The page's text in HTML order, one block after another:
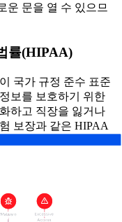
운 문을 열 수 있으므
률(HIPAA)
이 국가 규정 준수 표준
보를 보호하기 위한
하고 직장을 잃거나
보장과 같은 HIPAA
회사 및 관련 청구 서
하는 모든 조직에 적